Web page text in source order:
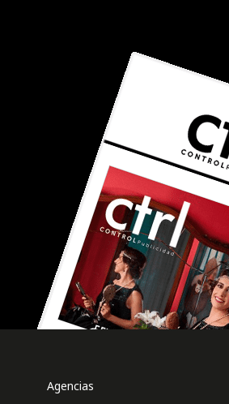
Agencias